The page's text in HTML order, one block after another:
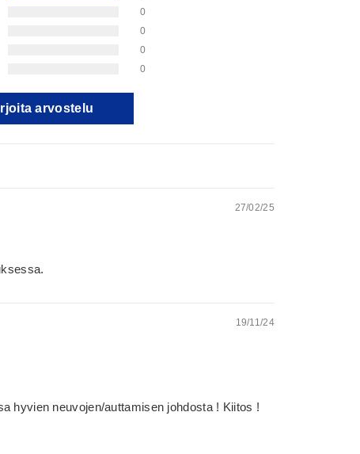
0
0
0
0
arvostelu
27/02/25
19/11/24
hyvien neuvojen/auttamisen johdosta ! Kiitos !